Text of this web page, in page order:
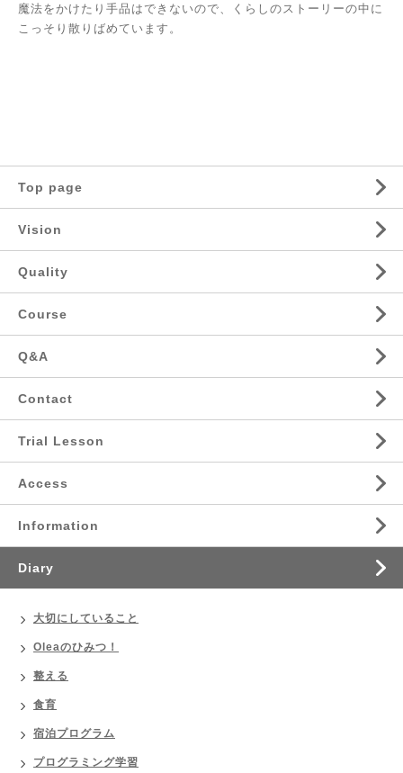
魔法をかけたり手品はできないので、くらしのストーリーの中に
こっそり散りばめています。
Top page
Vision
Quality
Course
Q&A
Contact
Trial Lesson
Access
Information
Diary
大切にしていること
Oleaのひみつ！
整える
食育
宿泊プログラム
プログラミング学習